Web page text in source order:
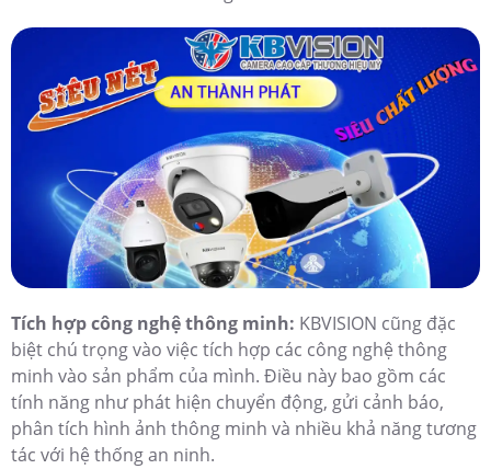
Tích hợp công nghệ thông minh: KBVISION cũng đặc
biệt chú trọng vào việc tích hợp các công nghệ thông
minh vào sản phẩm của mình. Điều này bao gồm các
tính năng như phát hiện chuyển động, gửi cảnh báo,
phân tích hình ảnh thông minh và nhiều khả năng tương
tác với hệ thống an ninh.